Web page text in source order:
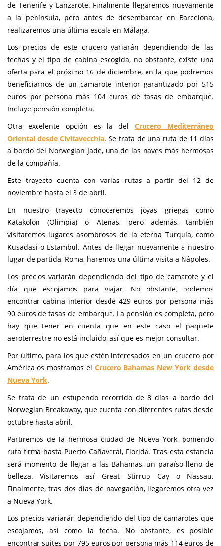
de Tenerife y Lanzarote. Finalmente llegaremos nuevamente
a la península, pero antes de desembarcar en Barcelona,
realizaremos una última escala en Málaga.
Los precios de este crucero variarán dependiendo de las
fechas y el tipo de cabina escogida, no obstante, existe una
oferta para el próximo 16 de diciembre, en la que podremos
beneficiarnos de un camarote interior garantizado por 515
euros por persona más 104 euros de tasas de embarque.
Incluye pensión completa.
Otra excelente opción es la delCrucero Mediterráneo
Oriental desde Civitavecchia. Se trata de una ruta de 11 días
a bordo del Norwegian Jade, una de las naves más hermosas
de la compañía.
Este trayecto cuenta con varias rutas a partir del 12 de
noviembre hasta el 8 de abril.
En nuestro trayecto conoceremos joyas griegas como
Katakolon (Olimpia) o Atenas, pero además, también
visitaremos lugares asombrosos de la eterna Turquía, como
Kusadasi o Estambul. Antes de llegar nuevamente a nuestro
lugar de partida, Roma, haremos una última visita a Nápoles.
Los precios variarán dependiendo del tipo de camarote y el
día que escojamos para viajar. No obstante, podemos
encontrar cabina interior desde 429 euros por persona más
90 euros de tasas de embarque. La pensión es completa, pero
hay que tener en cuenta que en este caso el paquete
aeroterrestre no está incluido, así que es mejor consultar.
Por último, para los que estén interesados en un crucero por
América os mostramos el Crucero Bahamas New York desde
Nueva York.
Se trata de un estupendo recorrido de 8 días a bordo del
Norwegian Breakaway, que cuenta con diferentes rutas desde
octubre hasta abril.
Partiremos de la hermosa ciudad de Nueva York, poniendo
ruta firma hasta Puerto Cañaveral, Florida. Tras esta estancia
será momento de llegar a las Bahamas, un paraíso lleno de
belleza. Visitaremos así Great Stirrup Cay o Nassau.
Finalmente, tras dos días de navegación, llegaremos otra vez
a Nueva York.
Los precios variarán dependiendo del tipo de camarotes que
escojamos, así como la fecha. No obstante, es posible
encontrar suites por 795 euros por persona más 114 euros de